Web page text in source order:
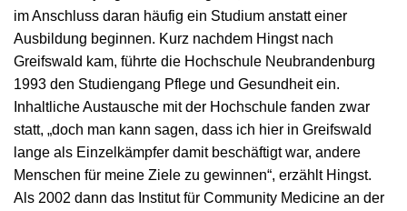
im Anschluss daran häufig ein Studium anstatt einer
Ausbildung beginnen. Kurz nachdem Hingst nach
Greifswald kam, führte die Hochschule Neubrandenburg
1993 den Studiengang Pflege und Gesundheit ein.
Inhaltliche Austausche mit der Hochschule fanden zwar
statt, „doch man kann sagen, dass ich hier in Greifswald
lange als Einzelkämpfer damit beschäftigt war, andere
Menschen für meine Ziele zu gewinnen“, erzählt Hingst.
Als 2002 dann das Institut für Community Medicine an der